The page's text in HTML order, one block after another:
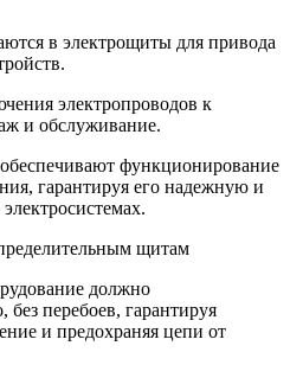
в электрощиты для привода
электропроводов к
и обслуживание.
функционирование
гарантируя его надежную и
щитам
должно
перебоев, гарантируя
и предохраняя цепи от